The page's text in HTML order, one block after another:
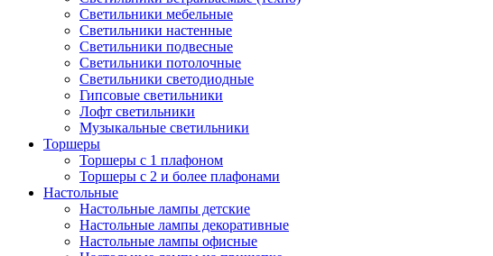
Светильники мебельные
Светильники настенные
Светильники подвесные
Светильники потолочные
Светильники светодиодные
Гипсовые светильники
Лофт светильники
Музыкальные светильники
Торшеры
Торшеры с 1 плафоном
Торшеры с 2 и более плафонами
Настольные
Настольные лампы детские
Настольные лампы декоративные
Настольные лампы офисные